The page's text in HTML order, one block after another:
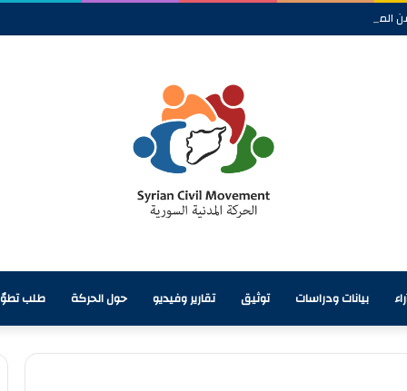
وأزمة تحتاج إلى معالجة شاملة
بيانات ودراسات توثيق تقارير وفيديو حول الحركة طلب